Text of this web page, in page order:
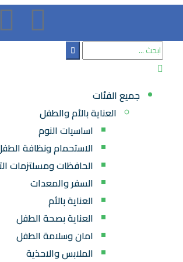
جميع الفئات
العناية بالأم والطفل
اساسيات النوم
الاستحمام ونظافة
الحافظات ومسلتزمات
السفر والمعدات
العناية بالأم
العناية بصحة الطفل
امان وسلامة الطفل
الملابس والاحذية